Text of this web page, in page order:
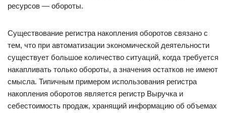
ресурсов — обороты.
Существование регистра накопления оборотов связано с
тем, что при автоматизации экономической деятельности
существует большое количество ситуаций, когда требуется
накапливать только обороты, а значения остатков не имеют
смысла. Типичным примером использования регистра
накопления оборотов является регистр Выручка и
себестоимость продаж, хранящий информацию об объемах